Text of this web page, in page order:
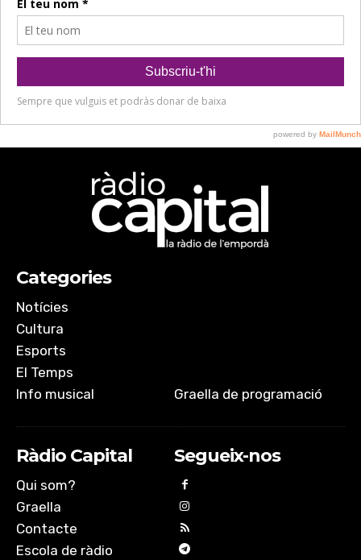
Categories
Notícies
Cultura
Esports
El Temps
Info musical
Graella de programació
Ràdio Capital
Qui som?
Graella
Contacte
Escola de ràdio
Segueix-nos